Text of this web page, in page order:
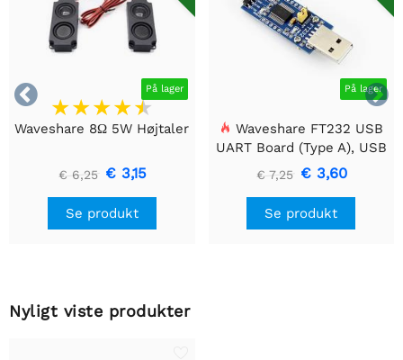

 På lager
Waveshare 8Ω 5W Højtaler
€ 6,25 € 3,15
Se produkt
På lager
Waveshare FT232 USB
UART Board (Type A), USB
til TTL (UART)
kommunikationsmodul
€ 7,25 € 3,60
Se produkt
Nyligt viste produkter